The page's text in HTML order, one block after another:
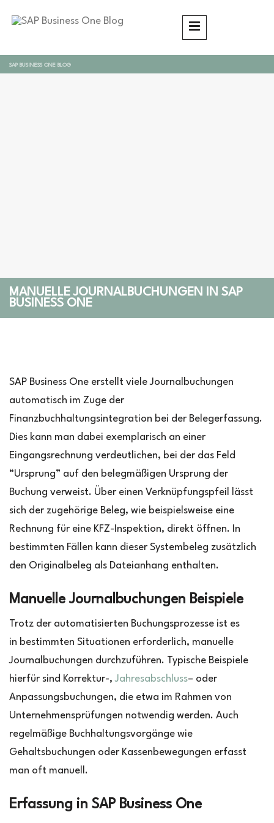
SAP BUSINESS ONE BLOG
MANUELLE JOURNALBUCHUNGEN IN SAP
BUSINESS ONE
SAP Business One erstellt viele Journalbuchungen
automatisch im Zuge der
Finanzbuchhaltungsintegration bei der Belegerfassung.
Dies kann man dabei exemplarisch an einer
Eingangsrechnung verdeutlichen, bei der das Feld
“Ursprung” auf den belegmäßigen Ursprung der
Buchung verweist. Über einen Verknüpfungspfeil lässt
sich der zugehörige Beleg, wie beispielsweise eine
Rechnung für eine KFZ-Inspektion, direkt öffnen. In
bestimmten Fällen kann dieser Systembeleg zusätzlich
den Originalbeleg als Dateianhang enthalten.
Manuelle Journalbuchungen Beispiele
Trotz der automatisierten Buchungsprozesse ist es
in bestimmten Situationen erforderlich, manuelle
Journalbuchungen durchzuführen. Typische Beispiele
hierfür sind Korrektur-,Jahresabschluss– oder
Anpassungsbuchungen, die etwa im Rahmen von
Unternehmensprüfungen notwendig werden. Auch
regelmäßige Buchhaltungsvorgänge wie
Gehaltsbuchungen oder Kassenbewegungen erfasst
man oft manuell.
Erfassung in SAP Business One